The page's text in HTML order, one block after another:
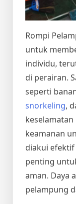
Rompi
untuk
individu,
di perairan.
seperti
snorkeling,
keamanan
diakui
penting
aman. Daya
pelampung